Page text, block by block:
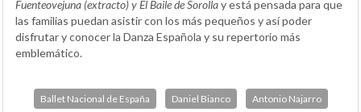
Fuenteovejuna (extracto) y El Baile de Sorollay está pensada para que
las familias puedan asistir con los más pequeños y así poder
disfrutar y conocer la Danza Española y su repertorio más
emblemático.
Ballet Nacional de España Daniel Bianco Antonio Najarro